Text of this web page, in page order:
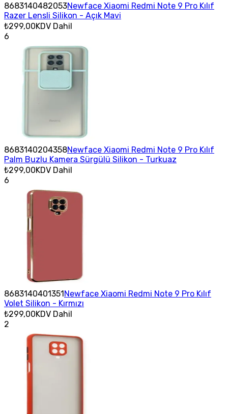
8683140482053Newface Xiaomi Redmi Note 9 Pro Kılıf
Razer Lensli Silikon - Açık Mavi
₺299,00KDV Dahil
6
8683140204358Newface Xiaomi Redmi Note 9 Pro Kılıf
Palm Buzlu Kamera Sürgülü Silikon - Turkuaz
₺299,00KDV Dahil
6
8683140401351Newface Xiaomi Redmi Note 9 Pro Kılıf
Volet Silikon - Kırmızı
₺299,00KDV Dahil
2